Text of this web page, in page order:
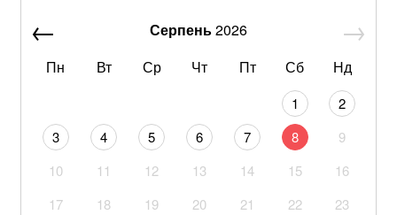
Google прибирає одну з найзручніших функцій
Що корисніше — кавун чи диня: експерти дали
Ракетний удар по Київщині знищив склади великих
компаній: які наслідки для бізнесу
Серпень2026
Пн
Вт Ср Чт Пт Сб Нд
1
2
3
4 5 6 7 8
9
10
11 12 13 14 15
16
17
18 19 20 21 22
23